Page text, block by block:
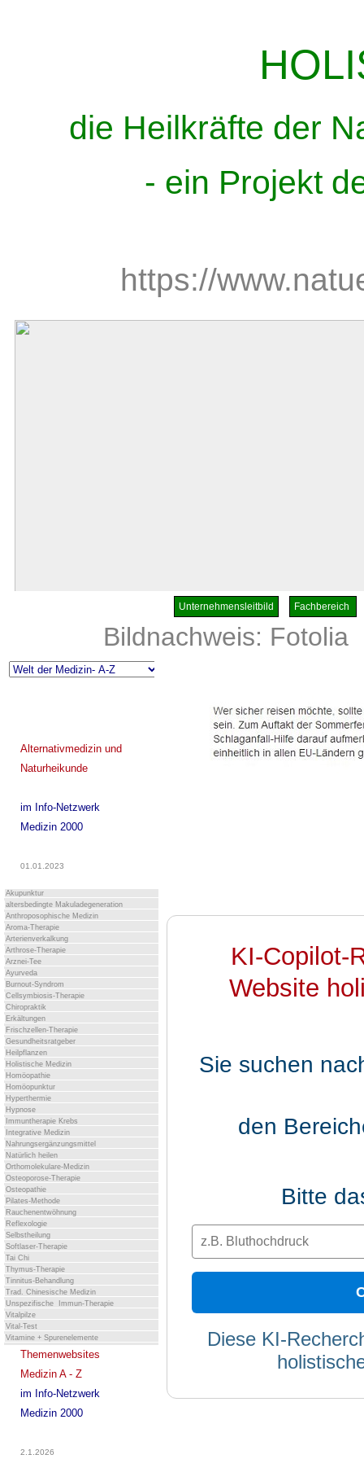
die Heilkräfte der
- ein Projekt
https://
Unternehmensleitbild Fachbereich
Bildnachweis: Fotolia
Alternativmedizin und
Naturheikunde
im Info-Netzwerk
Medizin 2000
01.01.2023
Akupunktur
altersbedingte Makuladegeneration
Anthroposophische Medizin
Aroma-Therapie
Arterienverkalkung
Arthrose-Therapie
Arznei-Tee
Ayurveda
Burnout-Syndrom
Cellsymbiosis-Therapie
Chiropraktik
Erkältungen
Frischzellen-Therapie
Gesundheitsratgeber
Heilpflanzen
Holistische Medizin
Homöopathie
Homöopunktur
Hyperthermie
Hypnose
Immuntherapie Krebs
Integrative Medizin
Nahrungsergänzungsmittel
Natürlich heilen
Orthomolekulare-Medizin
Osteoporose-Therapie
Osteopathie
Pilates-Methode
Rauchenentwöhnung
Reflexologie
Selbstheilung
Softlaser-Therapie
Tai Chi
Thymus-Therapie
Tinnitus-Behandlung
Trad. Chinesische Medizin
Unspezifische Immun-Therapie
Vitalpilze
Vital-Test
Vitamine + Spurenelemente
Themenwebsites
Medizin A - Z
im Info-Netzwerk
Medizin 2000
2.1.2026
KI-Copilot-
Website
Sie suchen
den
Bitte
Diese KI-